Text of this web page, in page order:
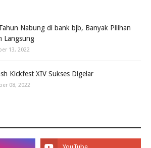
Nabung di bank bjb, Banyak Pilihan
Langsung
13, 2022
Kickfest XIV Sukses Digelar
08, 2022